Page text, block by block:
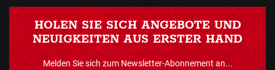
HOLEN SIE SICH ANGEBOTE UND
NEUIGKEITEN AUS ERSTER HAND
Melden Sie sich zum Newsletter-Abonnement an...